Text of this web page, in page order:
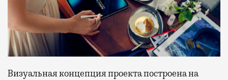
Визуальная концепция проекта построена на